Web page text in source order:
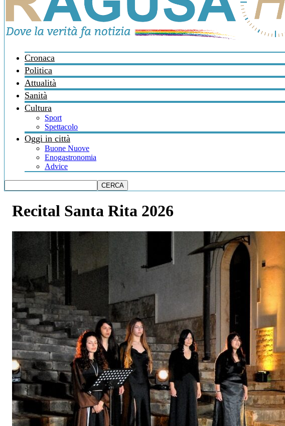
Cronaca
Politica
Attualità
Sanità
Cultura
Sport
Spettacolo
Oggi in città
Buone Nuove
Enogastronomia
Advice
Recital Santa Rita 2026